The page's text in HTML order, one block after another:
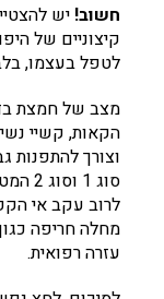
חשוב! יש
קיצוניים של
לטפל בעצמו,
מצב של חמצת
הקאות, קשיי
וצורך להתפנות
סוג
לרוב עקב אי
מחלה חריפה
עזרה רפואית.